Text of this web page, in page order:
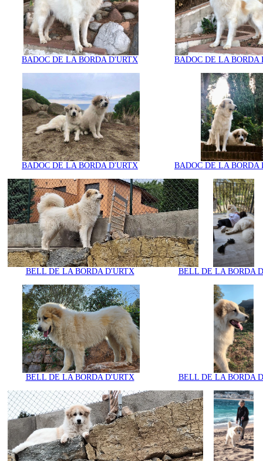
BADOC DE LA BORDA D'URTX BADOC DE LA BORDA
BADOC DE LA BORDA D'URTX BADOC DE LA BORDA
BELL DE LA BORDA D'URTX BELL DE LA BORDA
BELL DE LA BORDA D'URTX BELL DE LA BORDA